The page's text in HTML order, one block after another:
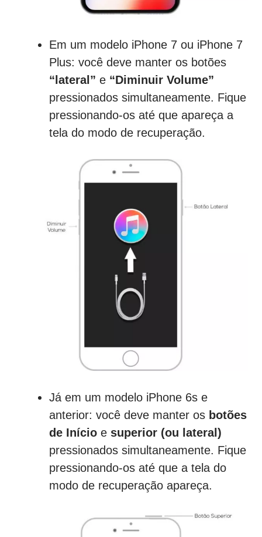
Em um modelo iPhone 7 ou iPhone 7
Plus: você deve manter os botões
“lateral” e “Diminuir Volume”
pressionados simultaneamente. Fique
pressionando-os até que apareça a
tela do modo de recuperação.
Já em um modelo iPhone 6s e
anterior: você deve manter os botões
de Início e superior (ou lateral)
pressionados simultaneamente. Fique
pressionando-os até que a tela do
modo de recuperação apareça.